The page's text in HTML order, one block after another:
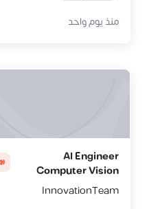
منذ يوم واحد
AI Engineer
Computer Vision
InnovationTeam